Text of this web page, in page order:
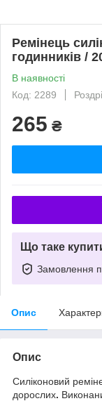
Ремінець
годинників /
В наявності
Код: 2289
265 ₴
Що таке
Замовлення
Опис
Опис
Силіконовий
дорослих.